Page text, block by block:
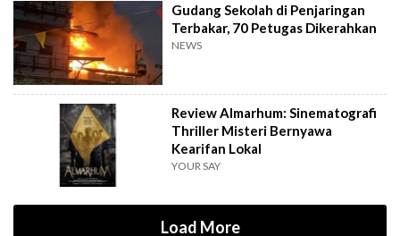
Gudang Sekolah di Penjaringan
Terbakar, 70 Petugas Dikerahkan
NEWS
Review Almarhum: Sinematografi
Thriller Misteri Bernyawa
Kearifan Lokal
YOUR SAY
Load More